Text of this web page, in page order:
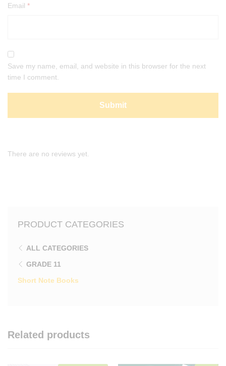
Email *
Save my name, email, and website in this browser for the next
time I comment.
There are no reviews yet.
PRODUCT CATEGORIES
ALL CATEGORIES
GRADE 11
Short Note Books
Related products